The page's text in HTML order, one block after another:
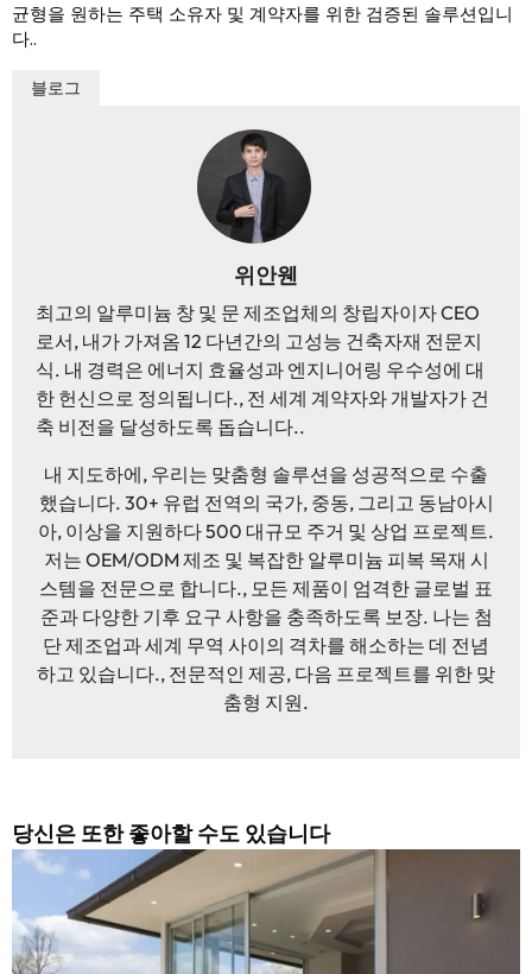
균형을 원하는 주택 소유자 및 계약자를 위한 검증된 솔루션입니
다..
블로그
위안웬
최고의 알루미늄 창 및 문 제조업체의 창립자이자 CEO
로서, 내가 가져옴 12 다년간의 고성능 건축자재 전문지
식. 내 경력은 에너지 효율성과 엔지니어링 우수성에 대
한 헌신으로 정의됩니다., 전 세계 계약자와 개발자가 건
축 비전을 달성하도록 돕습니다..
내 지도하에, 우리는 맞춤형 솔루션을 성공적으로 수출
했습니다. 30+ 유럽 ​​전역의 국가, 중동, 그리고 동남아시
아, 이상을 지원하다 500 대규모 주거 및 상업 프로젝트.
저는 OEM/ODM 제조 및 복잡한 알루미늄 피복 목재 시
스템을 전문으로 합니다., 모든 제품이 엄격한 글로벌 표
준과 다양한 기후 요구 사항을 충족하도록 보장. 나는 첨
단 제조업과 세계 무역 사이의 격차를 해소하는 데 전념
하고 있습니다., 전문적인 제공, 다음 프로젝트를 위한 맞
춤형 지원.
당신은 또한 좋아할 수도 있습니다